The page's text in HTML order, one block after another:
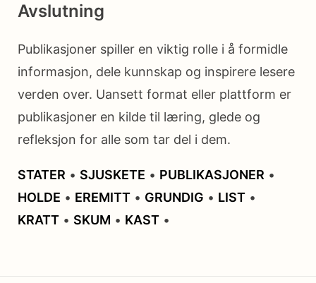
Avslutning
Publikasjoner spiller en viktig rolle i å formidle
informasjon, dele kunnskap og inspirere lesere
verden over. Uansett format eller plattform er
publikasjoner en kilde til læring, glede og
refleksjon for alle som tar del i dem.
STATER • SJUSKETE • PUBLIKASJONER •
HOLDE • EREMITT • GRUNDIG • LIST •
KRATT • SKUM • KAST •